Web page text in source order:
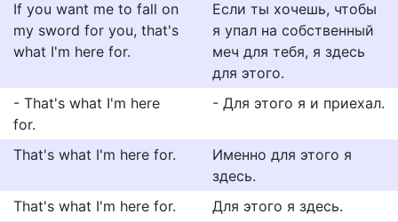
If you want me to fall on
my sword for you, that's
what I'm here for.
Если ты хочешь, чтобы
я упал на собственный
меч для тебя, я здесь
для этого.
- That's what I'm here
for.
- Для этого я и приехал.
That's what I'm here for.
Именно для этого я
здесь.
That's what I'm here for.
Для этого я здесь.